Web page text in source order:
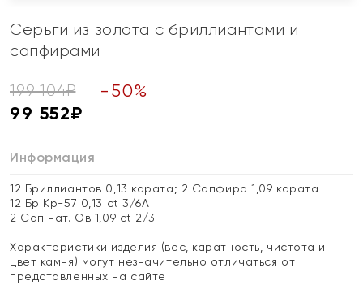
Серьги из золота с бриллиантами и
сапфирами
199 104₽ - 50%
99 552₽
Информация
12 Бриллиантов 0,13 карата; 2 Сапфира 1,09 карата
12 Бр Кр-57 0,13 ct 3/6А
2 Сап нат. Ов 1,09 ct 2/3
Характеристики изделия (вес, каратность, чистота и
цвет камня) могут незначительно отличаться от
представленных на сайте